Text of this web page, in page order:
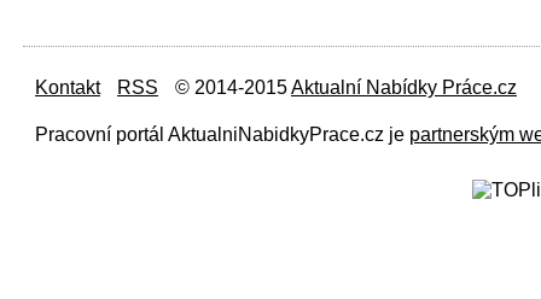
Kontakt RSS © 2014-2015Aktualní Nabídky Práce.cz
Pracovní portál AktualniNabidkyPrace.cz je partnerským